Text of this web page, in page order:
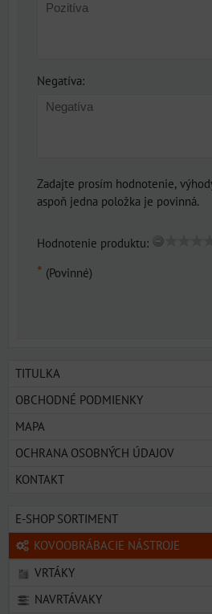
Negatíva:
Zadajte prosím hodnotenie,
aspoň jedna položka je povinná.
Hodnotenie produktu:
* (Povinné)
TITULKA
OBCHODNÉ PODMIENKY
MAPA
OCHRANA OSOBNÝCH ÚDAJOV
KONTAKT
E-SHOP SORTIMENT
KOVOOBRÁBACIE NÁSTROJE
VRTÁKY
NAVRTÁVAKY